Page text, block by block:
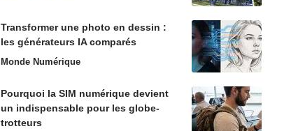
Transformer une photo en dessin :
les générateurs IA comparés
Monde Numérique
Pourquoi la SIM numérique devient
un indispensable pour les globe-
trotteurs